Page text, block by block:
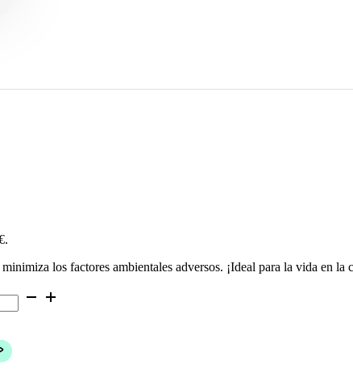
los factores ambientales adversos. ¡Ideal para la vida en la